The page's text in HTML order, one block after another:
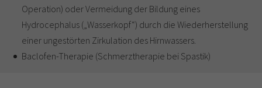
Operation) oder Vermeidung der Bildung eines
Hydrocephalus („Wasserkopf“) durch die Wiederherstellung
einer ungestörten Zirkulation des Hirnwassers.
Baclofen-Therapie (Schmerztherapie bei Spastik)